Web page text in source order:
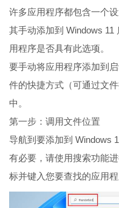
许多应用程序都包含一个
其手动添加到 Windows 11
用程序是否具有此选项。
要手动将应用程序添加到
件的快捷方式（可通过文
中。
第一步：调用文件位置
导航到要添加到 Windows
有必要，请使用搜索功能
标并键入您要查找的应用程